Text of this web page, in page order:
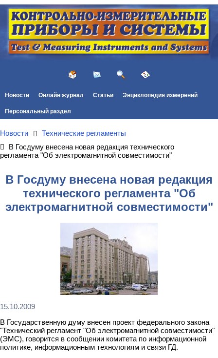
Новости Онлайн журнал Статьи Энциклопедия измерений
Персональный раздел
Новости
Технические регламенты
В Госдуму внесена новая редакция технического
регламента "Об электромагнитной совместимости"
В Госдуму внесена новая редакция
технического регламента "Об
электромагнитной совместимости"
15.10.2009
В Государственную думу внесен проект федерального закона
"Технический регламент "Об электромагнитной совместимости"
(ЭМС), говорится в сообщении комитета по информационной
политике, информационным технологиям и связи ГД.